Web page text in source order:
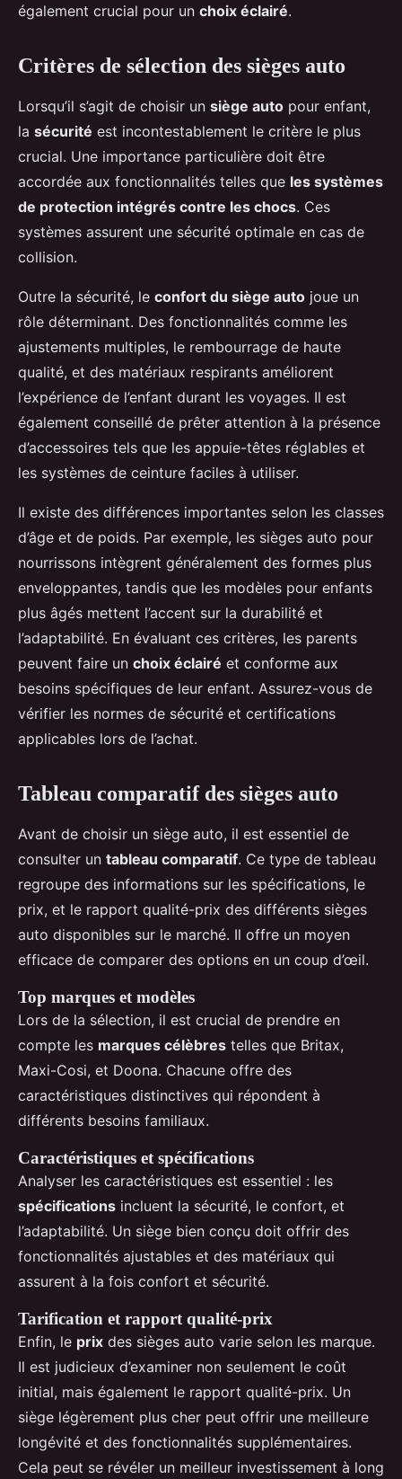
également crucial pour un choix éclairé.
Critères de sélection des sièges auto
Lorsqu’il s’agit de choisir un siège auto pour enfant,
la sécurité est incontestablement le critère le plus
crucial. Une importance particulière doit être
accordée aux fonctionnalités telles que les systèmes
de protection intégrés contre les chocs. Ces
systèmes assurent une sécurité optimale en cas de
collision.
Outre la sécurité, le confort du siège auto joue un
rôle déterminant. Des fonctionnalités comme les
ajustements multiples, le rembourrage de haute
qualité, et des matériaux respirants améliorent
l’expérience de l’enfant durant les voyages. Il est
également conseillé de prêter attention à la présence
d’accessoires tels que les appuie-têtes réglables et
les systèmes de ceinture faciles à utiliser.
Il existe des différences importantes selon les classes
d’âge et de poids. Par exemple, les sièges auto pour
nourrissons intègrent généralement des formes plus
enveloppantes, tandis que les modèles pour enfants
plus âgés mettent l’accent sur la durabilité et
l’adaptabilité. En évaluant ces critères, les parents
peuvent faire un choix éclairé et conforme aux
besoins spécifiques de leur enfant. Assurez-vous de
vérifier les normes de sécurité et certifications
applicables lors de l’achat.
Tableau comparatif des sièges auto
Avant de choisir un siège auto, il est essentiel de
consulter un tableau comparatif. Ce type de tableau
regroupe des informations sur les spécifications, le
prix, et le rapport qualité-prix des différents sièges
auto disponibles sur le marché. Il offre un moyen
efficace de comparer des options en un coup d’œil.
Top marques et modèles
Lors de la sélection, il est crucial de prendre en
compte les marques célèbres telles que Britax,
Maxi-Cosi, et Doona. Chacune offre des
caractéristiques distinctives qui répondent à
différents besoins familiaux.
Caractéristiques et spécifications
Analyser les caractéristiques est essentiel : les
spécifications incluent la sécurité, le confort, et
l’adaptabilité. Un siège bien conçu doit offrir des
fonctionnalités ajustables et des matériaux qui
assurent à la fois confort et sécurité.
Tarification et rapport qualité-prix
Enfin, le prix des sièges auto varie selon les marque.
Il est judicieux d’examiner non seulement le coût
initial, mais également le rapport qualité-prix. Un
siège légèrement plus cher peut offrir une meilleure
longévité et des fonctionnalités supplémentaires.
Cela peut se révéler un meilleur investissement à long